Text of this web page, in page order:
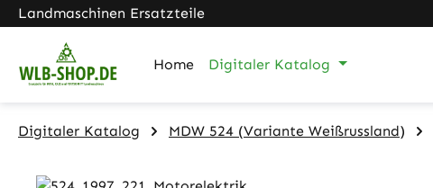
Hauptinhalt springen
Zur Suche springen
Zur Hauptnavigation springen
Landmaschinen Ersatzteile
Home Digitaler Katalog
Digitaler Katalog MDW 524 (Variante Weißrussland)